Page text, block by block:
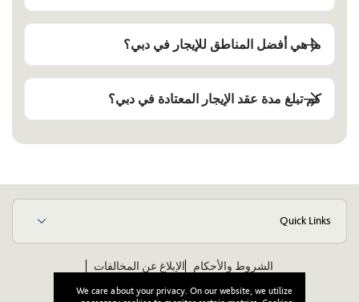
ما هي أفضل المناطق للإيجار في دبي؟
كم تبلغ مدة عقد الإيجار المعتادة في دبي؟
Quick Links
الشروط والأحكام
الإبلاغ عن المخالفات
We care about your privacy. On our website, we utilize